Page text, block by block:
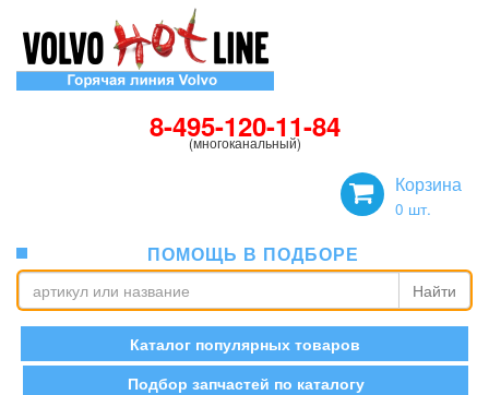
8-495-120-11-84
(многоканальный)
Корзина
0 шт.
ПОМОЩЬ В ПОДБОРЕ
Найти
Каталог популярных товаров
Подбор запчастей по каталогу